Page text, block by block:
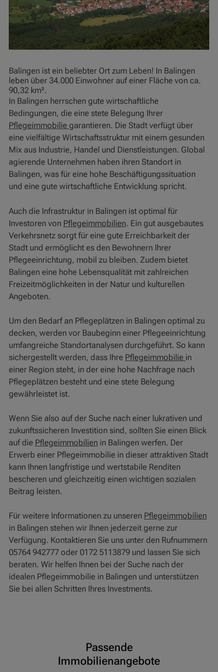
Balingen ist ein beliebter Ort zum Leben! In Balingen
leben über 34.000 Einwohner auf einer Fläche von ca.
90,32 km².
In Balingen herrschen gute wirtschaftliche
Bedingungen, die eine stete Belegung Ihrer
Pflegeimmobilie garantieren. Die Stadt verfügt über
eine vielfältige Wirtschaftsstruktur mit einem gesunden
Mix aus Industrie, Handel und Dienstleistungen. Global
agierende Unternehmen haben ihren Standort in
Balingen, was für eine hohe Beschäftigungssituation
und eine gute wirtschaftliche Entwicklung spricht.
Auch die Infrastruktur in Balingen ist optimal für
Investoren von Pflegeimmobilien. Ein gut ausgebautes
Verkehrsnetz sorgt für eine gute Erreichbarkeit der
Stadt und ermöglicht es den Bewohnern Ihrer
Pflegeeinrichtung, mobil zu bleiben. Zudem bietet
Balingen eine hohe Lebensqualität mit zahlreichen
Freizeitmöglichkeiten in der Natur und kulturellen
Angeboten.
Um den Bedarf an Pflegeplätzen in Balingen optimal zu
decken, werden vor Baubeginn einer Pflegeeinrichtung
umfangreiche Standortanalysen durchgeführt. So kann
sichergestellt werden, dass Ihre Pflegeimmobilie in
einer Region steht, in der eine hohe Nachfrage nach
Pflegeplätzen besteht und eine stete Belegung
gewährleistet ist.
Wenn Sie also auf der Suche nach einer lukrativen und
zukunftssicheren Investition sind, sollten Sie einen Blick
auf die Pflegeimmobilien in Balingen werfen. Der
Erwerb einer Pflegeimmobilie in dieser attraktiven Stadt
kann Ihnen langfristige und wertstabile Renditen
bescheren und gleichzeitig einen wichtigen sozialen
Beitrag leisten.
Für weitere Informationen zu unseren Pflegeimmobilien
in Balingen stehen wir Ihnen jederzeit gerne zur
Verfügung. Kontaktieren Sie uns unter den Rufnummern
05764 942777 oder 0172 5113879 und lassen Sie sich
beraten. Wir helfen Ihnen bei der Suche nach der
idealen Pflegeimmobilie in Balingen und unterstützen
Sie bei allen Schritten Ihres Investments.
Passende
Immobilienangebote